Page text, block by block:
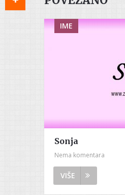
IME
Sonja
Nema komentara
VIŠE